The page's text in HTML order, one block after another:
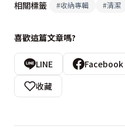
相關標籤 #收納專輯 #清潔
喜歡這篇文章嗎?
LINE Facebook
收藏